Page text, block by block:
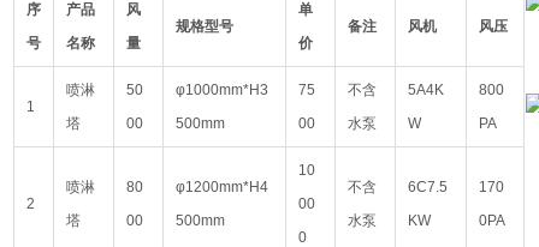
序
号
产品
名称
风
量
规格型号
单
价
备注 风机 风压
1
喷淋
塔
50
00
φ1000mm*H3
500mm
75
00
不含
水泵
5A4K
W
800
PA
2
喷淋
塔
80
00
φ1200mm*H4
500mm
10
00
0
不含
水泵
6C7.5
KW
170
0PA